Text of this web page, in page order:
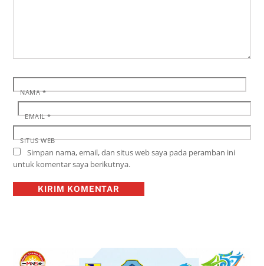
NAMA*
EMAIL*
SITUS WEB
Simpan nama, email, dan situs web saya pada peramban ini
untuk komentar saya berikutnya.